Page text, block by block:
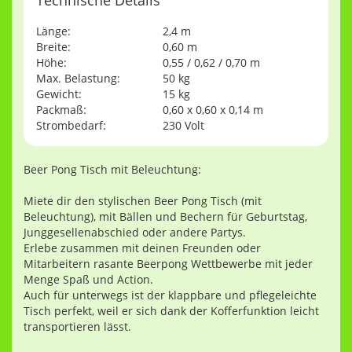
Länge:
2,4 m
Breite:
0,60 m
Höhe:
0,55 / 0,62 / 0,70 m
Max. Belastung:
50 kg
Gewicht:
15 kg
Packmaß:
0,60 x 0,60 x 0,14 m
Strombedarf:
230 Volt
Beer Pong Tisch mit Beleuchtung:
Miete dir den stylischen Beer Pong Tisch (mit
Beleuchtung), mit Bällen und Bechern für Geburtstag,
Junggesellenabschied oder andere Partys.
Erlebe zusammen mit deinen Freunden oder
Mitarbeitern rasante Beerpong Wettbewerbe mit jeder
Menge Spaß und Action.
Auch für unterwegs ist der klappbare und pflegeleichte
Tisch perfekt, weil er sich dank der Kofferfunktion leicht
transportieren lässt.